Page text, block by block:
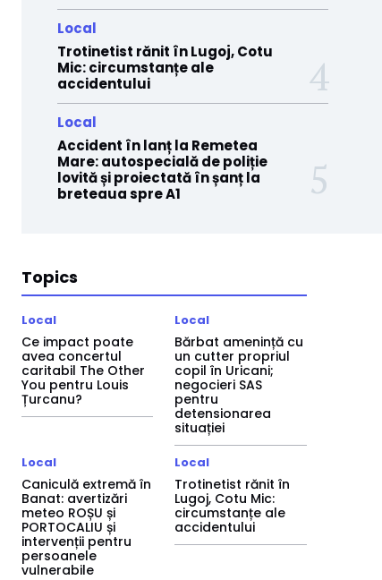
Local
Trotinetist rănit în Lugoj, Cotu
Mic: circumstanțe ale
accidentului
Local
Accident în lanț la Remetea
Mare: autospecială de poliție
lovită și proiectată în șanț la
breteaua spre A1
Topics
Local
Ce impact poate
avea concertul
caritabil The Other
You pentru Louis
Țurcanu?
Local
Bărbat amenință cu
un cutter propriul
copil în Uricani;
negocieri SAS
pentru
detensionarea
situației
Local
Caniculă extremă în
Banat: avertizări
meteo ROȘU și
PORTOCALIU și
intervenții pentru
persoanele
vulnerabile
Local
Trotinetist rănit în
Lugoj, Cotu Mic:
circumstanțe ale
accidentului